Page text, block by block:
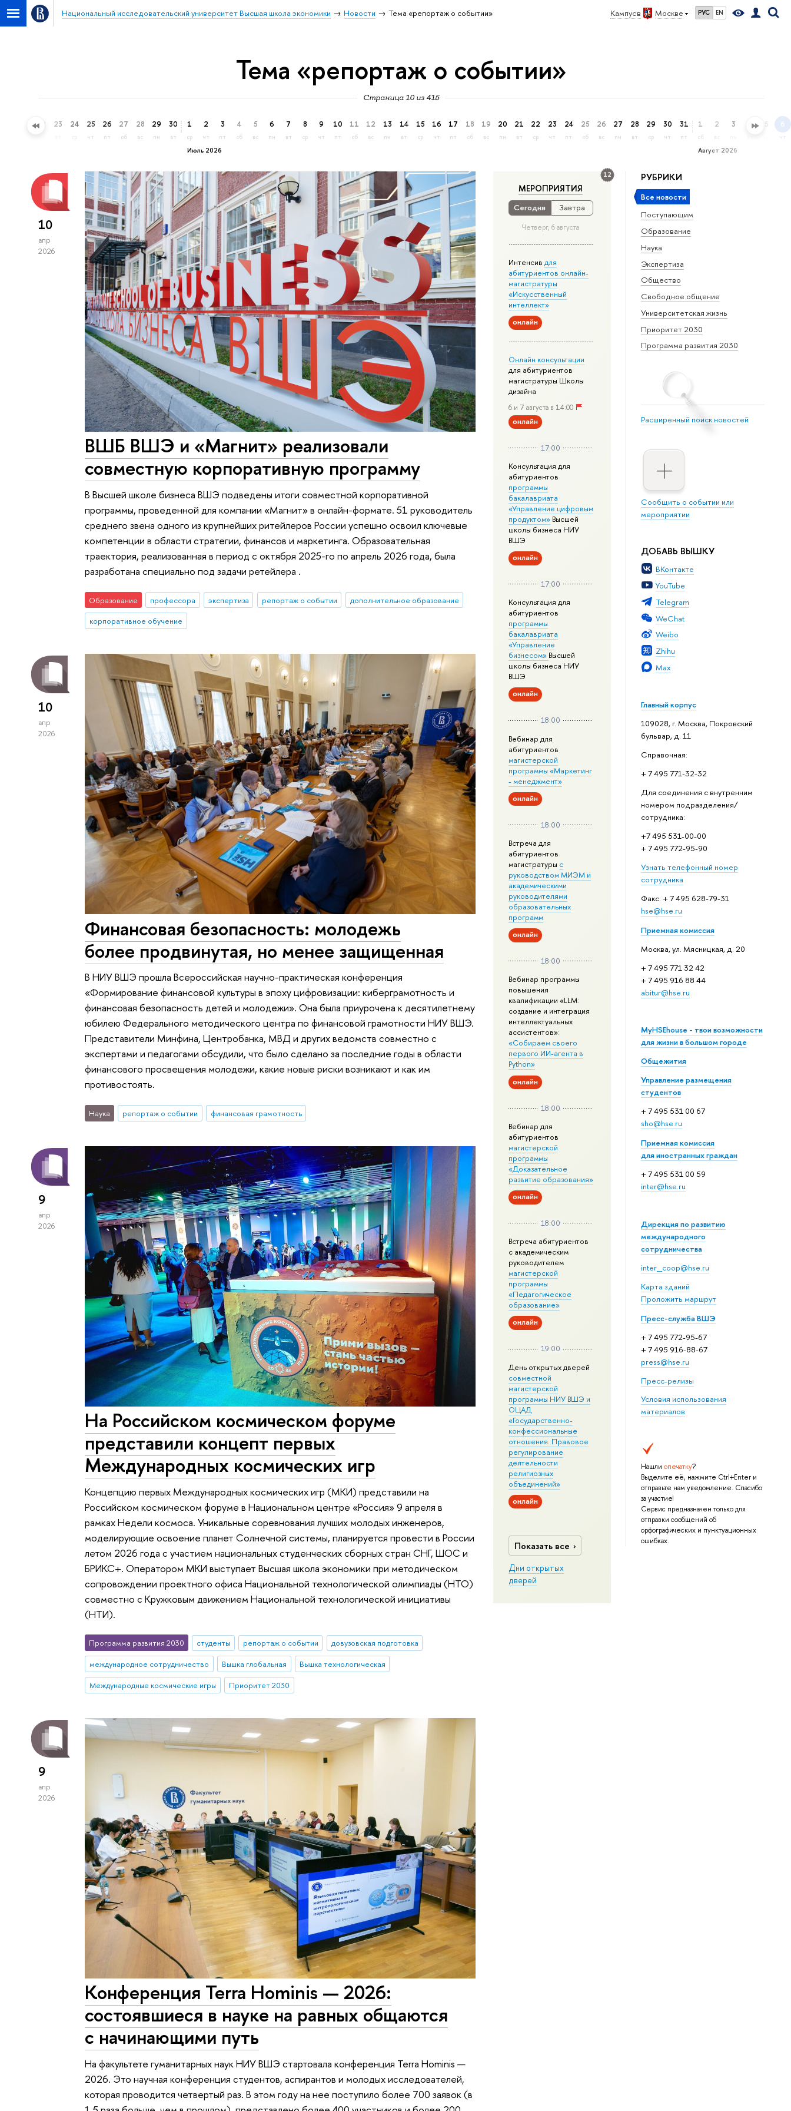
Кампус в Москве РУС EN
Национальный исследовательский университет Высшая школа экономики Новости Тема «репортаж о событии»
Тема «репортаж о событии»
Страница 10 из 415
22 23 24 25
чт
26
пт
27
сб
28
вс
29
пн
30
вт
Июль 2026
1
ср
2
чт
3
пт
4
сб
5
вс
6
пн
7
вт
8
ср
9
чт
10
пт
11
сб
12
вс
13
пн
14
вт
15
ср
16
чт
17
пт
18
сб
19
вс
20
пн
21
вт
22
ср
23
чт
24
пт
25
сб
26
вс
27
пн
28
вт
29
ср
30
чт
31
пт
Август 2026
1
сб
2 3 4 5 6
чт
РУБРИКИ
Все новости
Поступающим
Образование
Наука
Экспертиза
Общество
Свободное общение
Университетская жизнь
Приоритет 2030
Программа развития 2030
Расширенный поиск новостей
Сообщить о событии или
мероприятии
ДОБАВЬ ВЫШКУ
ВКонтакте
YouTube
Telegram
WeChat
Weibo
Zhihu
Max
Главный корпус
109028, г. Москва, Покровский
бульвар, д. 11
Справочная:
+ 7 495 771-32-32
Для соединения с внутренним
номером подразделения/
сотрудника:
+7 495 531-00-00
+ 7 495 772-95-90
Узнать телефонный номер
сотрудника
Факс: + 7 495 628-79-31
hse@hse.ru
Приемная комиссия
Москва, ул. Мясницкая, д. 20
+ 7 495 771 32 42
+ 7 495 916 88 44
abitur@hse.ru
MyHSEhouse - твои возможности
для жизни в большом городе
Общежития
Управление размещения
студентов
+ 7 495 531 00 67
sho@hse.ru
Приемная комиссия
для иностранных граждан
+ 7 495 531 00 59
inter@hse.ru
Дирекция по развитию
международного
сотрудничества
inter_coop@hse.ru
Карта зданий
Проложить маршрут
Пресс-служба ВШЭ
+ 7 495 772-95-67
+ 7 495 916-88-67
press@hse.ru
Пресс-релизы
Условия использования
материалов
Нашли опечатку?
Выделите её, нажмите Ctrl+Enter и
отправьте нам уведомление. Спасибо
за участие!
Сервис предназначен только для
отправки сообщений об
орфографических и пунктуационных
ошибках.
12
МЕРОПРИЯТИЯ
Сегодня Завтра
Четверг, 6 августа
Интенсив для
абитуриентов онлайн-
магистратуры
«Искусственный
интеллект»
онлайн
Онлайн консультации
для абитуриентов
магистратуры Школы
дизайна
6 и 7 августа в 14:00
онлайн
17:00
Консультация для
абитуриентов
программы
бакалавриата
«Управление цифровым
продуктом»Высшей
школы бизнеса НИУ
ВШЭ
онлайн
17:00
Консультация для
абитуриентов
программы
бакалавриата
«Управление
бизнесом» Высшей
школы бизнеса НИУ
ВШЭ
онлайн
18:00
Вебинар для
абитуриентов
магистерской
программы «Маркетинг
- менеджмент»
онлайн
18:00
Встреча для
абитуриентов
магистратуры с
руководством МИЭМ и
академическими
руководителями
образовательных
программ
онлайн
18:00
Вебинар программы
повышения
квалификации «LLM:
создание и интеграция
интеллектуальных
ассистентов»:
«Собираем своего
первого ИИ-агента в
Python»
онлайн
18:00
Вебинар для
абитуриентов
магистерской
программы
«Доказательное
развитие образования»
онлайн
18:00
Встреча абитуриентов
с академическим
руководителем
магистерской
программы
«Педагогическое
образование»
онлайн
19:00
День открытых дверей
совместной
магистерской
программы НИУ ВШЭ и
ОЦАД
«Государственно-
конфессиональные
отношения. Правовое
регулирование
деятельности
религиозных
объединений»
онлайн
Показать все
Дни открытых
дверей
10
апр
2026
ВШБ ВШЭ и «Магнит» реализовали
совместную корпоративную программу
В Высшей школе бизнеса ВШЭ подведены итоги совместной корпоративной
программы, проведенной для компании «Магнит» в онлайн-формате. 51 руководитель
среднего звена одного из крупнейших ритейлеров России успешно освоил ключевые
компетенции в области стратегии, финансов и маркетинга. Образовательная
траектория, реализованная в период с октября 2025-го по апрель 2026 года, была
разработана специально под задачи ретейлера .
Образование профессора экспертиза репортаж о событии
дополнительное образование
корпоративное обучение
10
апр
2026
Финансовая безопасность: молодежь
более продвинутая, но менее защищенная
В НИУ ВШЭ прошла Всероссийская научно-практическая конференция
«Формирование финансовой культуры в эпоху цифровизации: киберграмотность и
финансовая безопасность детей и молодежи». Она была приурочена к десятилетнему
юбилею Федерального методического центра по финансовой грамотности НИУ ВШЭ.
Представители Минфина, Центробанка, МВД и других ведомств совместно с
экспертами и педагогами обсудили, что было сделано за последние годы в области
финансового просвещения молодежи, какие новые риски возникают и как им
противостоять.
Наука репортаж о событии финансовая грамотность
9
апр
2026
На Российском космическом форуме
представили концепт первых
Международных космических игр
Концепцию первых Международных космических игр (МКИ) представили на
Российском космическом форуме в Национальном центре «Россия» 9 апреля в
рамках Недели космоса. Уникальные соревнования лучших молодых инженеров,
моделирующие освоение планет Солнечной системы, планируется провести в России
летом 2026 года с участием национальных студенческих сборных стран СНГ, ШОС и
БРИКС+. Оператором МКИ выступает Высшая школа экономики при методическом
сопровождении проектного офиса Национальной технологической олимпиады (НТО)
совместно с Кружковым движением Национальной технологической инициативы
(НТИ).
Программа развития 2030 студенты репортаж о событии
довузовская подготовка
международное сотрудничество
Вышка глобальная
Вышка технологическая
Международные космические игры
Приоритет 2030
9
апр
2026
Конференция Terra Hominis — 2026:
состоявшиеся в науке на равных общаются
с начинающими путь
На факультете гуманитарных наук НИУ ВШЭ стартовала конференция Terra Hominis —
2026. Это научная конференция студентов, аспирантов и молодых исследователей,
которая проводится четвертый раз. В этом году на нее поступило более 700 заявок (в